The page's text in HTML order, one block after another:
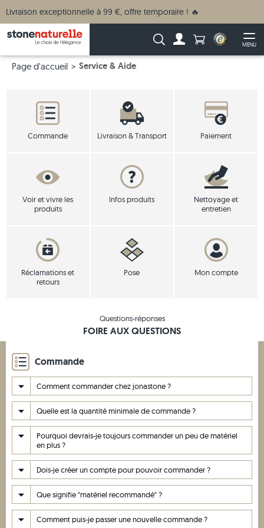
Livraison exceptionnelle à 99 €, offre temporaire ! 🔥
MENU
Recherche :Anzahl
Page d'accueil Service & Aide
Commande Livraison & Transport Paiement
Voir et vivre les
produits
Infos produits
Nettoyage et
entretien
Réclamations et
retours
Pose Mon compte
Questions-réponses
FOIRE AUX QUESTIONS
Commande
Comment commander chez jonastone ?
Quelle est la quantité minimale de commande ?
Pourquoi devrais-je toujours commander un peu de matériel
en plus ?
Dois-je créer un compte pour pouvoir commander ?
Que signifie "matériel recommandé" ?
Comment puis-je passer une nouvelle commande ?